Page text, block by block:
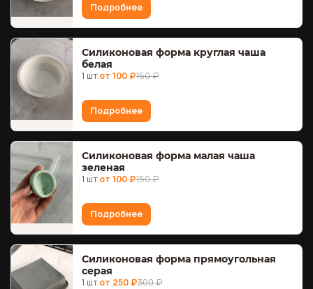
Подробнее
Силиконовая форма круглая чаша
белая
1 шт.от 100 ₽150 ₽
Подробнее
Силиконовая форма малая чаша
зеленая
1 шт.от 100 ₽150 ₽
Подробнее
Силиконовая форма прямоугольная
серая
1 шт.от 250 ₽300 ₽